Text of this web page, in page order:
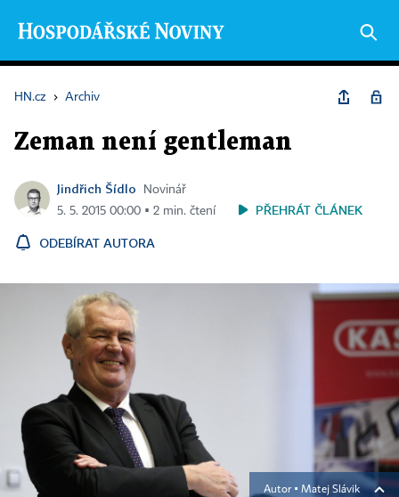
HN.cz › Archiv
Zeman není gentleman
Jindřich Šídlo
Novinář
5. 5. 2015 00:00 ▪ 2 min. čtení
PŘEHRÁT ČLÁNEK
ODEBÍRAT AUTORA
Autor ▪ Matej Slávik